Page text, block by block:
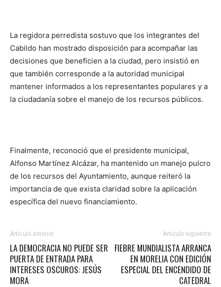
La regidora perredista sostuvo que los integrantes del
Cabildo han mostrado disposición para acompañar las
decisiones que beneficien a la ciudad, pero insistió en
que también corresponde a la autoridad municipal
mantener informados a los representantes populares y a
la ciudadanía sobre el manejo de los recursos públicos.
Finalmente, reconoció que el presidente municipal,
Alfonso Martínez Alcázar, ha mantenido un manejo pulcro
de los recursos del Ayuntamiento, aunque reiteró la
importancia de que exista claridad sobre la aplicación
específica del nuevo financiamiento.
Artículo anterior
LA DEMOCRACIA NO PUEDE SER
PUERTA DE ENTRADA PARA
INTERESES OSCUROS: JESÚS
MORA
Artículo siguiente
FIEBRE MUNDIALISTA ARRANCA
EN MORELIA CON EDICIÓN
ESPECIAL DEL ENCENDIDO DE
CATEDRAL